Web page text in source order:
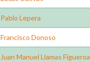
Pablo Lepera
Francisco Donoso
Juan Manuel Llamas Figueroa